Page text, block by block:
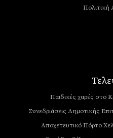
Πολιτική
Παιδικές χαρές στο
Συνεδριάσεις Δημοτικής
Αποχετευτικό Πόρτο